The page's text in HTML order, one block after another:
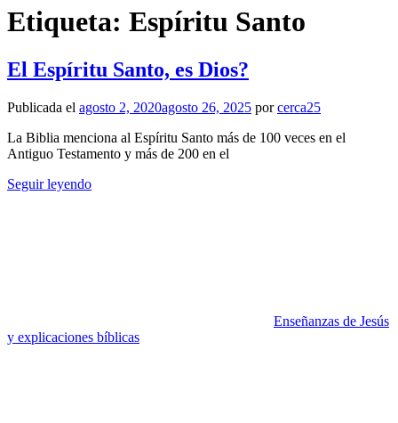
Etiqueta: Espíritu Santo
El Espíritu Santo, es Dios?
Publicada el agosto 2, 2020agosto 26, 2025 porcerca25
La Biblia menciona al Espíritu Santo más de 100 veces en el
Antiguo Testamento y más de 200 en el
Seguir leyendo
Enseñanzas de Jesús
y explicaciones bíblicas